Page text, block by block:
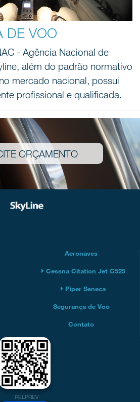
DE VOO
- Agência Nacional de
além do padrão normativo
mercado nacional, possui
profissional e qualificada.
ORÇAMENTO
Aeronaves
Cessna Citation Jet C525
Piper Seneca
Segurança de Voo
Contato
RELPREV